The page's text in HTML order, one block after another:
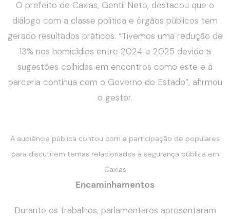
O prefeito de Caxias, Gentil Neto, destacou que o
diálogo com a classe política e órgãos públicos tem
gerado resultados práticos. “Tivemos uma redução de
13% nos homicídios entre 2024 e 2025 devido a
sugestões colhidas em encontros como este e à
parceria contínua com o Governo do Estado”, afirmou
o gestor.
A audiência pública contou com a participação de populares
para discutirem temas relacionados à segurança pública em
Caxias
Encaminhamentos
Durante os trabalhos, parlamentares apresentaram